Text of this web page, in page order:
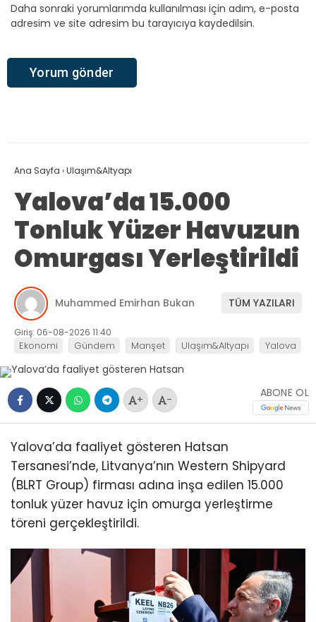
Daha sonraki yorumlarımda kullanılması için adım, e-posta
adresim ve site adresim bu tarayıcıya kaydedilsin.
Ana Sayfa ›Ulaşım&Altyapı
Yalova’da 15.000
Tonluk Yüzer Havuzun
Omurgası Yerleştirildi
Muhammed Emirhan Bukan TÜM YAZILARI
Giriş: 06-08-2026 11:40
Ekonomi Gündem Manşet Ulaşım&Altyapı Yalova
+ -
ABONE OL
Yalova’da faaliyet gösteren Hatsan
Tersanesi’nde, Litvanya’nın Western Shipyard
(BLRT Group) firması adına inşa edilen 15.000
tonluk yüzer havuz için omurga yerleştirme
töreni gerçekleştirildi.